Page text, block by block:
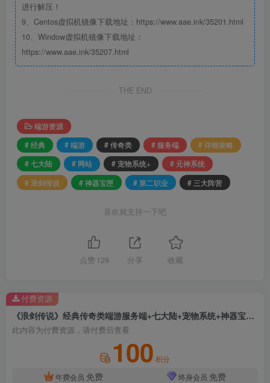
进行解压！
9、Centos虚拟机镜像下载地址：https://www.aae.ink/35201.html
10、Window虚拟机镜像下载地址：
https://www.aae.ink/35207.html
THE END
端游资源
# 经典
# 端游 # 传奇类 # 服务端
# 详细攻略
# 七大陆
# 网站 # 宠物系统+
# 元神系统
# 浪剑传说
# 神器宝匣 # 第二职业 # 三大阵营
喜欢就支持一下吧
点赞 129 分享 收藏
《浪剑传说》经典传奇类端游服务端+七大陆+宠物系统+神器宝匣+第二职业+三大阵营+元神系统+详细攻略及网站
此内容为付费资源，请付费后查看
100 积分
年费会员 免费 终身会员 免费
付费资源